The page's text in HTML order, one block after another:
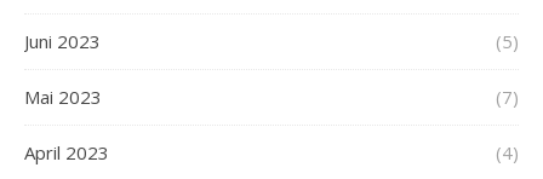
Juni 2023 (5)
Mai 2023 (7)
April 2023 (4)